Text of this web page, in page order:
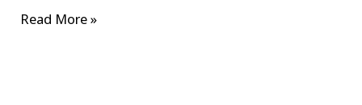
Read More »